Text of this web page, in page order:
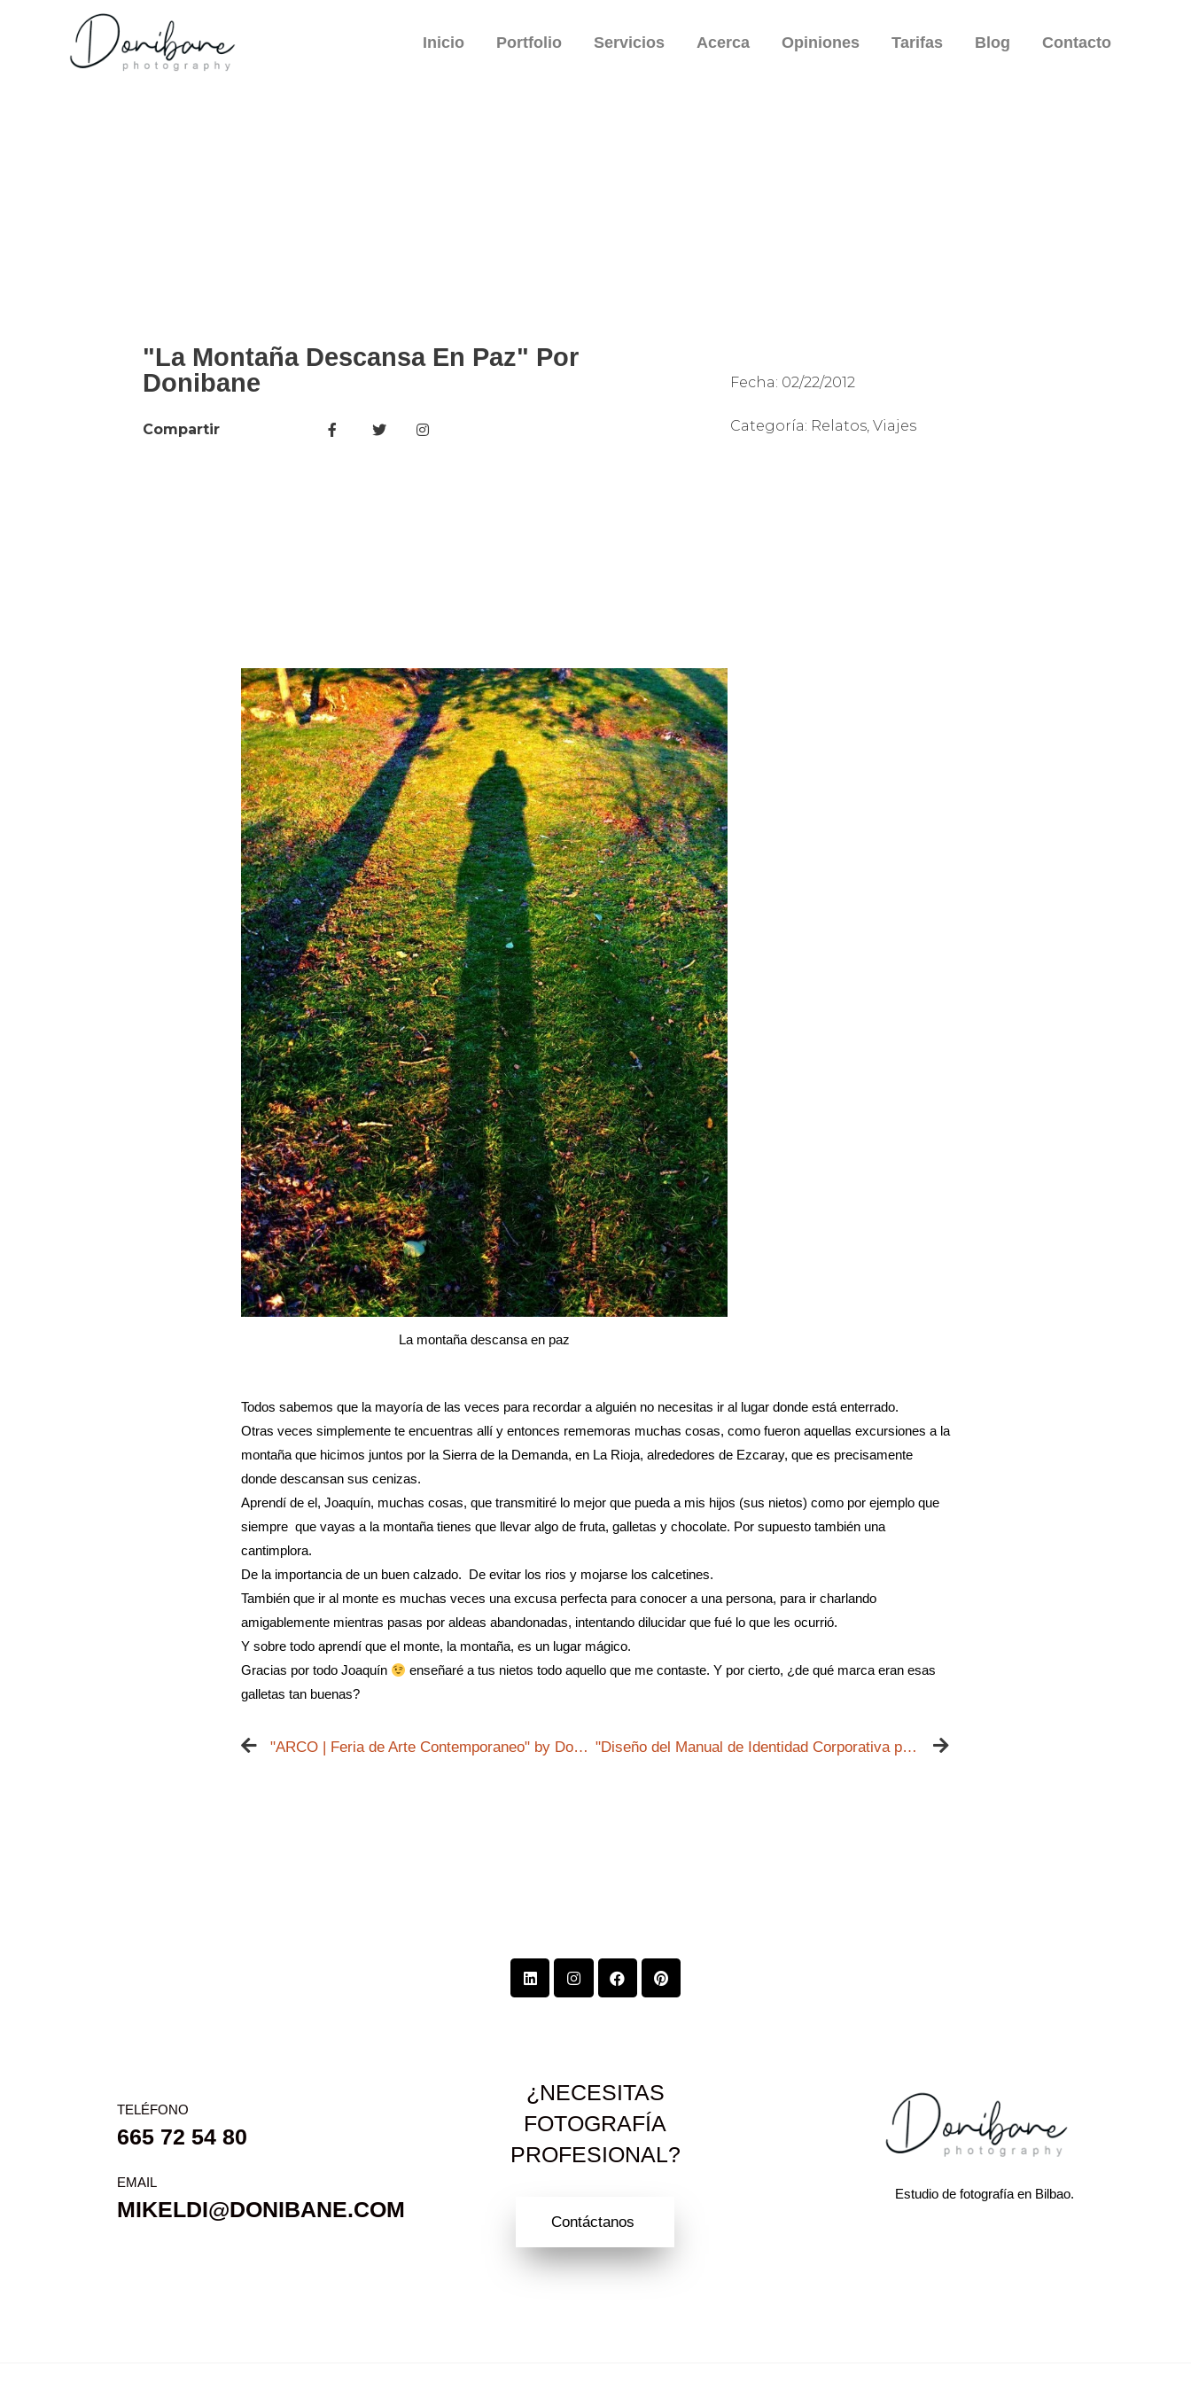
Inicio Portfolio Servicios Acerca Opiniones Tarifas Blog Contacto
"La Montaña Descansa En Paz" Por
Donibane
Compartir
Fecha: 02/22/2012
Categoría: Relatos,Viajes
La montaña descansa en paz
Todos sabemos que la mayoría de las veces para recordar a alguién no necesitas ir al lugar donde está enterrado.
Otras veces simplemente te encuentras allí y entonces rememoras muchas cosas, como fueron aquellas excursiones a la
montaña que hicimos juntos por la Sierra de la Demanda, en La Rioja, alrededores de Ezcaray, que es precisamente
donde descansan sus cenizas.
Aprendí de el, Joaquín, muchas cosas, que transmitiré lo mejor que pueda a mis hijos (sus nietos) como por ejemplo que
siempre que vayas a la montaña tienes que llevar algo de fruta, galletas y chocolate. Por supuesto también una
cantimplora.
De la importancia de un buen calzado. De evitar los rios y mojarse los calcetines.
También que ir al monte es muchas veces una excusa perfecta para conocer a una persona, para ir charlando
amigablemente mientras pasas por aldeas abandonadas, intentando dilucidar que fué lo que les ocurrió.
Y sobre todo aprendí que el monte, la montaña, es un lugar mágico.
Gracias por todo Joaquín
enseñaré a tus nietos todo aquello que me contaste. Y por cierto, ¿de qué marca eran esas
galletas tan buenas?
"ARCO | Feria de Arte Contemporaneo" by Donibane "Diseño del Manual de Identidad Corporativa para CBlink" por Donibane
TELÉFONO
665 72 54 80
EMAIL
MIKELDI@DONIBANE.COM
¿NECESITAS
FOTOGRAFÍA
PROFESIONAL?
Contáctanos
Estudio de fotografía en Bilbao.